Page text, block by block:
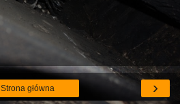
›
Strona główna